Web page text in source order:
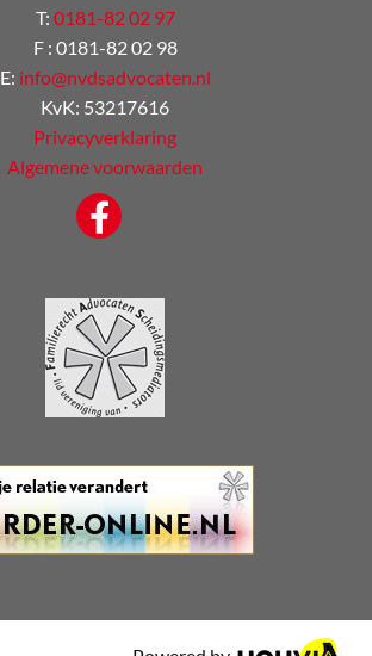
T: 0181-82 02 97
F : 0181-82 02 98
E: info@nvdsadvocaten.nl
KvK: 53217616
Privacyverklaring
Algemene voorwaarden